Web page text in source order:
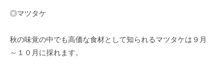
◎マツタケ
秋の味覚の中でも高価な食材として知られるマツタケは９月
～１０月に採れます。